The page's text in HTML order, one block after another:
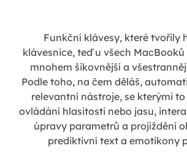
Funkční klávesy, které tvořily
klávesnice, teď u všech
mnohem šikovnější a
Podle toho, na čem děláš,
relevantní nástroje, se kterými to
ovládání hlasitosti nebo jasu,
úpravy parametrů a projíždění
prediktivní text a emotikony